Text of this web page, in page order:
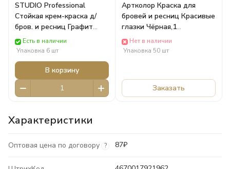
STUDIO Professional
Стойкая крем-краска д/
бров. и ресниц Графит
(50/30 мл) Роколор
Есть в наличии
Упаковка 6 шт
В корзину
Артколор Краска для
бровей и ресниц Красивые
глазки Чёрная,1
применение кар/п (1,5г +
6мл) 20064 Стимул Колор
Нет в наличии
Упаковка 50 шт
Заказать
Характеристики
Оптовая цена по договору ? 87₽